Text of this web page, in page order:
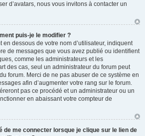
d’avatars, nous vous invitons à contacter un
puis-je le modifier ?
en dessous de votre nom d’utilisateur, indiquent
de messages que vous avez publié ou identifient
comme les administrateurs et les
des cas, seul un administrateur du forum peut
forum. Merci de ne pas abuser de ce système en
afin d’augmenter votre rang sur le forum.
pas ce procédé et un administrateur ou un
en abaissant votre compteur de
de me connecter lorsque je clique sur le lien de